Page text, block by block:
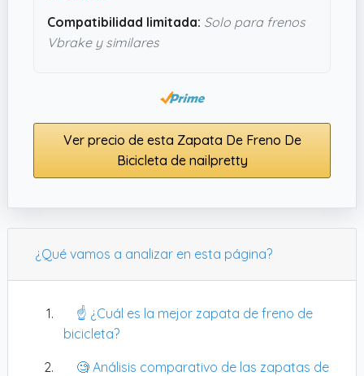
Compatibilidad limitada: Solo para frenos
Vbrake y similares
Ver precio de esta Zapata De Freno De
Bicicleta de nailpretty
¿Qué vamos a analizar en esta página?
☝️ ¿Cuál es la mejor zapata de freno de
bicicleta?
🧐 Análisis comparativo de las zapatas de